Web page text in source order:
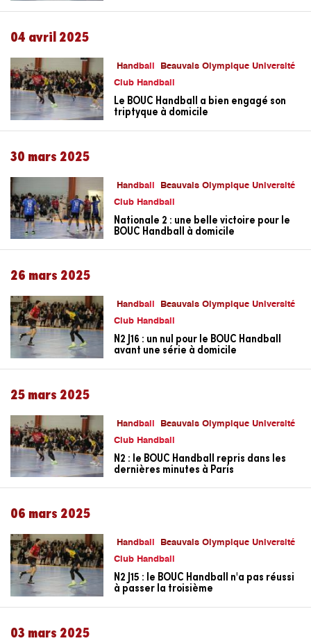
04 avril 2025
Handball
Beauvais Olympique Université
Club Handball
Le BOUC Handball a bien engagé son
triptyque à domicile
30 mars 2025
Handball
Beauvais Olympique Université
Club Handball
Nationale 2 : une belle victoire pour le
BOUC Handball à domicile
26 mars 2025
Handball
Beauvais Olympique Université
Club Handball
N2 J16 : un nul pour le BOUC Handball
avant une série à domicile
25 mars 2025
Handball
Beauvais Olympique Université
Club Handball
N2 : le BOUC Handball repris dans les
dernières minutes à Paris
06 mars 2025
Handball
Beauvais Olympique Université
Club Handball
N2 J15 : le BOUC Handball n'a pas réussi
à passer la troisième
03 mars 2025